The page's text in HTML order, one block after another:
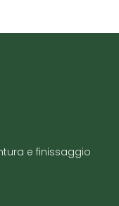
e finissaggio